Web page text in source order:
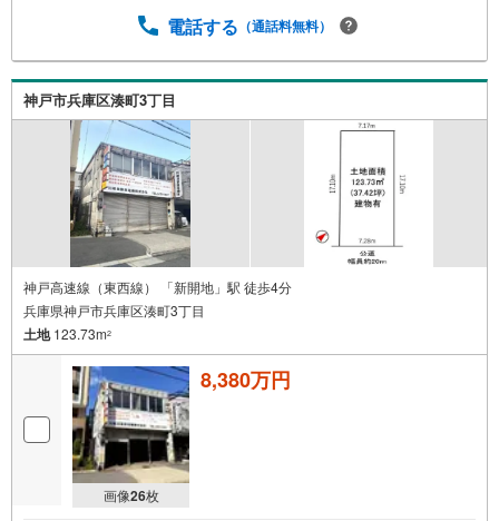
たします。・車でご自宅や最寄り駅等、ご指定の場所まで
個別FP相談会 無料物件のご紹介だけでなく住宅ローン・
資金のご相談、まずは家探しについて話を聞きたいという
方も大歓迎です！年間8000棟以上の限定物件を発表してい
るオープンハウスだから出会える物件が多数ございます。
ぜひお気軽にご連絡・ご相談ください！※限定物件:当社の
み、もしくは当社を含めた数社でのみご紹介可能なオープ
ンハウス・ディベロップメントの物件
電話する （通話料無料）
神戸市兵庫区湊町3丁目
神戸高速線（東西線） 「新開地」駅 徒歩4分
兵庫県神戸市兵庫区湊町3丁目
土地123.73m2
画像26枚
8,380万円